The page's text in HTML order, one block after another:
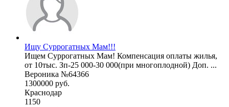
Ищу Суррогатных Мам!!!
Ищем Суррогатных Мам! Компенсация оплаты жилья,
от 10тыс. Зп-25 000-30 000(при многоплодной) Доп. ...
Вероника №64366
1300000 руб.
Краснодар
1150